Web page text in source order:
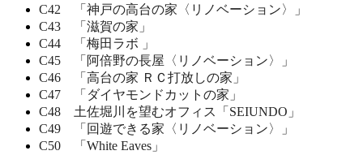
C42 「神戸の高台の家〈リノベーション〉」
C43 「滋賀の家」
C44 「梅田ラボ 」
C45 「阿倍野の長屋〈リノベーション〉」
C46 「高台の家 ＲＣ打放しの家」
C47 「ダイヤモンドカットの家」
C48 土佐堀川を望むオフィス「SEIUNDO」
C49 「回遊できる家〈リノベーション〉」
C50 「White Eaves」